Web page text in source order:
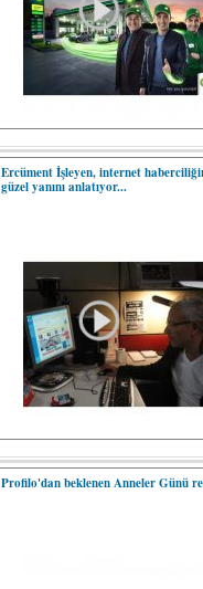
Ercüment İşleyen, internet
güzel yanını anlatıyor...
Profilo'dan beklenen Anneler Günü